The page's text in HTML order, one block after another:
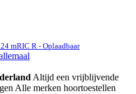
mRIC R - Oplaadbaar
Altijd een vrijblijvende
Alle merken hoortoestellen